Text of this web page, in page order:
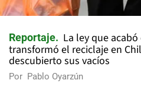
Reportaje
La ley que
transformó el reciclaje en
descubierto sus vacíos
Por Pablo Oyarzún